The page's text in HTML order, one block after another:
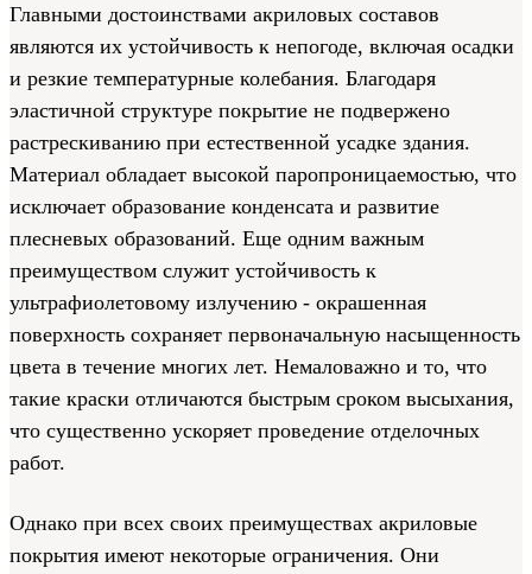
Главными достоинствами акриловых составов
являются их устойчивость к непогоде, включая осадки
и резкие температурные колебания. Благодаря
эластичной структуре покрытие не подвержено
растрескиванию при естественной усадке здания.
Материал обладает высокой паропроницаемостью, что
исключает образование конденсата и развитие
плесневых образований. Еще одним важным
преимуществом служит устойчивость к
ультрафиолетовому излучению - окрашенная
поверхность сохраняет первоначальную насыщенность
цвета в течение многих лет. Немаловажно и то, что
такие краски отличаются быстрым сроком высыхания,
что существенно ускоряет проведение отделочных
работ.
Однако при всех своих преимуществах акриловые
покрытия имеют некоторые ограничения. Они